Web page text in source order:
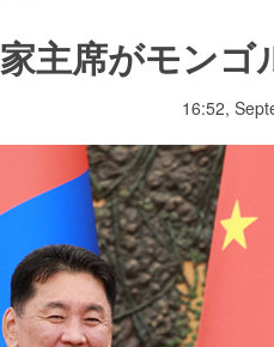
主席がモン
16:52,